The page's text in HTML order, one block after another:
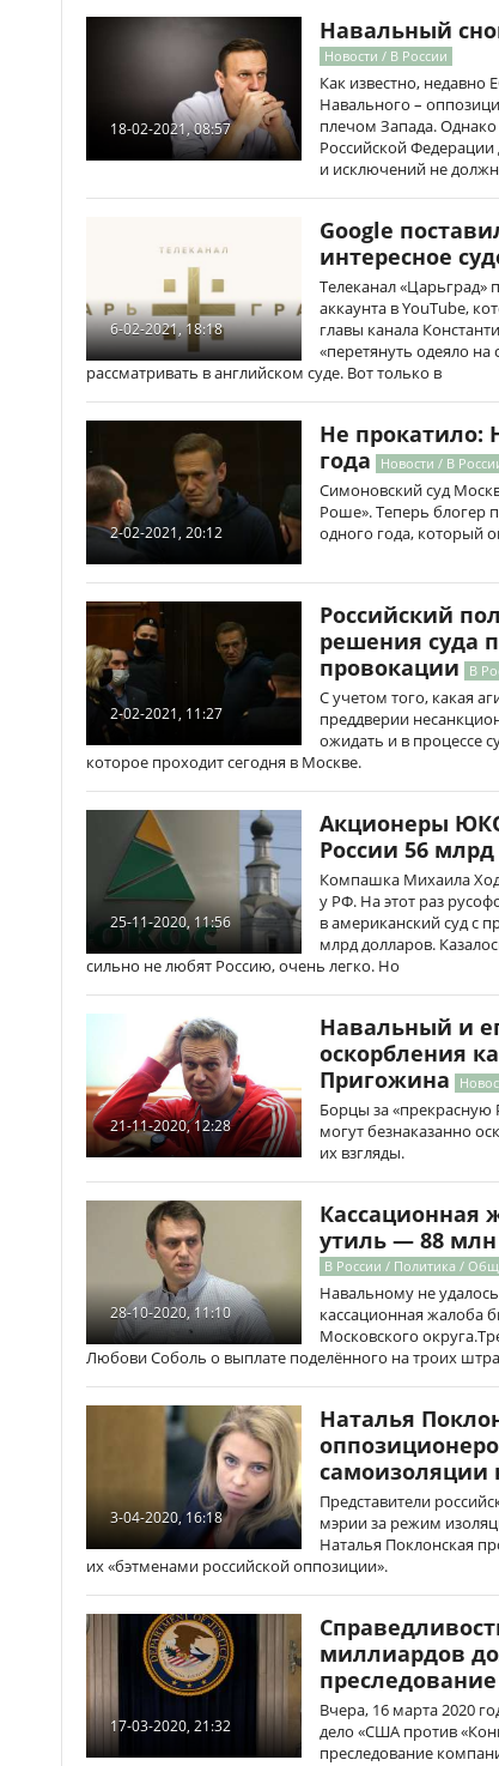
18-02-2021, 08:57
Навальный
Новости / В России
Как известно, недавно
Навального –
плечом Запада. Однако
Российской
и исключений не
6-02-2021, 18:18
Google
интересное
Телеканал «Царьград»
аккаунта в YouTube,
главы канала
«перетянуть одеяло на
рассматривать в английском суде. Вот только в
2-02-2021, 20:12
Не прокатило:
года
Новости / В
Симоновский суд
Роше». Теперь блогер
одного года, который
2-02-2021, 11:27
Российский
решения суда
провокации
В
С учетом того, какая
преддверии
ожидать и в процессе
которое проходит сегодня в Москве.
25-11-2020, 11:56
Акционеры
России 56
Компашка Михаила
у РФ. На этот раз
в американский суд с
млрд долларов.
сильно не любят Россию, очень легко. Но
21-11-2020, 12:28
Навальный и
оскорбления
Пригожина
Борцы за
могут безнаказанно
их взгляды.
28-10-2020, 11:10
Кассационная
утиль — 88
В России / Политика /
Навальному не
кассационная жалоба
Московского
Любови Соболь о выплате поделённого на троих
3-04-2020, 16:18
Наталья
самоизоляции
Представители
мэрии за режим
Наталья Поклонская
их «бэтменами российской оппозиции».
17-03-2020, 21:32
миллиардов
Вчера, 16 марта 2020
дело «США против
преследование